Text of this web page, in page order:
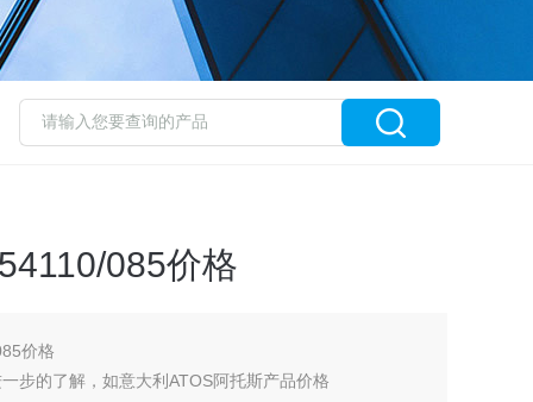
085价格
价格
步的了解，如意大利ATOS阿托斯产品价格